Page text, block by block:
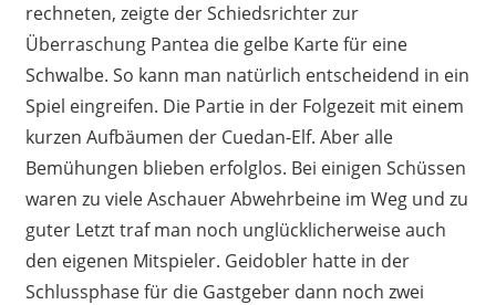
rechneten, zeigte der Schiedsrichter zur
Überraschung Pantea die gelbe Karte für eine
Schwalbe. So kann man natürlich entscheidend in ein
Spiel eingreifen. Die Partie in der Folgezeit mit einem
kurzen Aufbäumen der Cuedan-Elf. Aber alle
Bemühungen blieben erfolglos. Bei einigen Schüssen
waren zu viele Aschauer Abwehrbeine im Weg und zu
guter Letzt traf man noch unglücklicherweise auch
den eigenen Mitspieler. Geidobler hatte in der
Schlussphase für die Gastgeber dann noch zwei